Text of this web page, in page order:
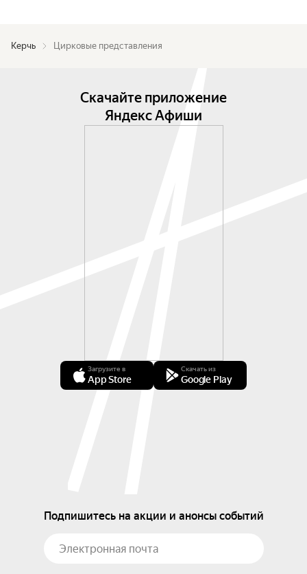
Керчь Цирковые представления
Скачайте приложение
Яндекс Афиши
Загрузите в
App Store
Скачать из
Google Play
Подпишитесь на акции и анонсы событий